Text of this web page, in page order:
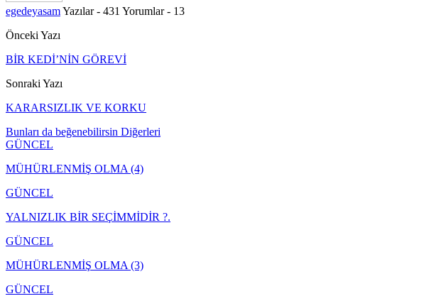
egedeyasamYazılar - 431 Yorumlar - 13
Önceki Yazı
BİR KEDİ’NİN GÖREVİ
Sonraki Yazı
KARARSIZLIK VE KORKU
Bunları da beğenebilirsin Diğerleri
GÜNCEL
MÜHÜRLENMİŞ OLMA (4)
GÜNCEL
YALNIZLIK BİR SEÇİMMİDİR ?.
GÜNCEL
MÜHÜRLENMİŞ OLMA (3)
GÜNCEL